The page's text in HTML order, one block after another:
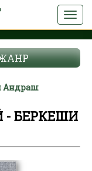
Андраш
- БЕРКЕШИ